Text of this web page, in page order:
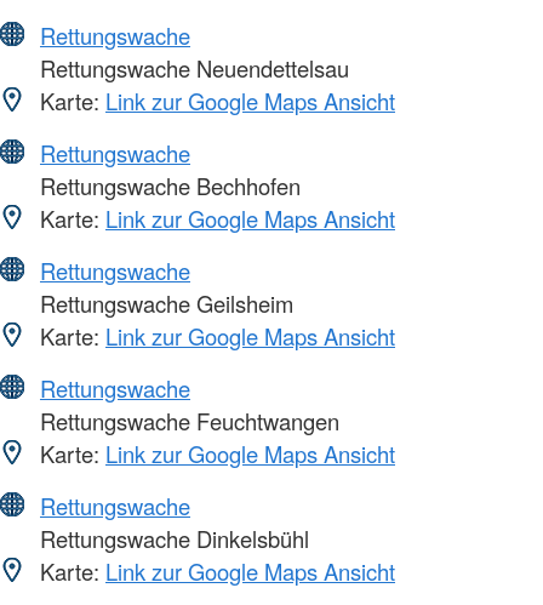
Rettungswache
Rettungswache Neuendettelsau
Karte: Link zur Google Maps Ansicht
Rettungswache
Rettungswache Bechhofen
Karte: Link zur Google Maps Ansicht
Rettungswache
Rettungswache Geilsheim
Karte: Link zur Google Maps Ansicht
Rettungswache
Rettungswache Feuchtwangen
Karte: Link zur Google Maps Ansicht
Rettungswache
Rettungswache Dinkelsbühl
Karte: Link zur Google Maps Ansicht